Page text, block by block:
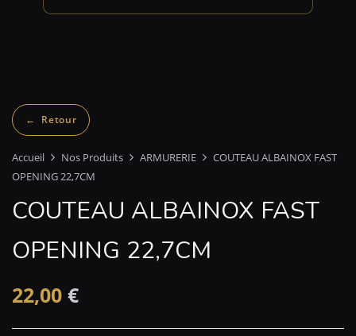
Accueil Nos Produits ARMURERIE
COUTEAU ALBAINOX FAST
OPENING 22,7CM
COUTEAU ALBAINOX FAST
OPENING 22,7CM
22,00 €